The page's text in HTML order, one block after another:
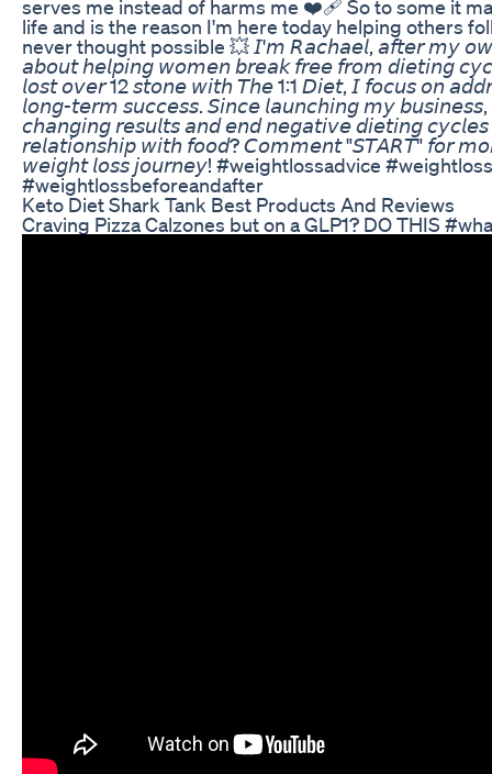
serves me instead of harms me ❤️‍🩹 So to some it
life and is the reason I'm here today helping others
never thought possible 💥 𝘐'𝘮 𝘙𝘢𝘤𝘩𝘢𝘦𝘭, 𝘢𝘧𝘵𝘦𝘳 𝘮𝘺
𝘢𝘣𝘰𝘶𝘵 𝘩𝘦𝘭𝘱𝘪𝘯𝘨 𝘸𝘰𝘮𝘦𝘯 𝘣𝘳𝘦𝘢𝘬 𝘧𝘳𝘦𝘦 𝘧𝘳𝘰𝘮 𝘥𝘪𝘦𝘵𝘪𝘯𝘨
𝘭𝘰𝘴𝘵 𝘰𝘷𝘦𝘳 12 𝘴𝘵𝘰𝘯𝘦 𝘸𝘪𝘵𝘩 𝘛𝘩𝘦 1:1 𝘋𝘪𝘦𝘵, 𝘐 𝘧𝘰𝘤𝘶𝘴 𝘰𝘯
𝘭𝘰𝘯𝘨-𝘵𝘦𝘳𝘮 𝘴𝘶𝘤𝘤𝘦𝘴𝘴. 𝘚𝘪𝘯𝘤𝘦 𝘭𝘢𝘶𝘯𝘤𝘩𝘪𝘯𝘨 𝘮𝘺 𝘣𝘶𝘴𝘪𝘯𝘦𝘴𝘴,
𝘤𝘩𝘢𝘯𝘨𝘪𝘯𝘨 𝘳𝘦𝘴𝘶𝘭𝘵𝘴 𝘢𝘯𝘥 𝘦𝘯𝘥 𝘯𝘦𝘨𝘢𝘵𝘪𝘷𝘦 𝘥𝘪𝘦𝘵𝘪𝘯𝘨
𝘳𝘦𝘭𝘢𝘵𝘪𝘰𝘯𝘴𝘩𝘪𝘱 𝘸𝘪𝘵𝘩 𝘧𝘰𝘰𝘥? 𝘊𝘰𝘮𝘮𝘦𝘯𝘵 "𝘚𝘛𝘈𝘙𝘛" 𝘧𝘰𝘳
𝘸𝘦𝘪𝘨𝘩𝘵 𝘭𝘰𝘴𝘴 𝘫𝘰𝘶𝘳𝘯𝘦𝘺! #weightlossadvice
#weightlossbeforeandafter
Keto Diet Shark Tank Best Products And Reviews
Craving Pizza Calzones but on a GLP1? DO THIS